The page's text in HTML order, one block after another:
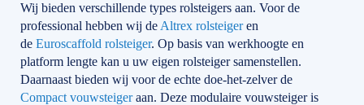
Wij bieden verschillende types rolsteigers aan. Voor de
professional hebben wij de Altrex rolsteigeren
de Euroscaffold rolsteiger. Op basis van werkhoogte en
platform lengte kan u uw eigen rolsteiger samenstellen.
Daarnaast bieden wij voor de echte doe-het-zelver de
Compact vouwsteigeraan. Deze modulaire vouwsteiger is